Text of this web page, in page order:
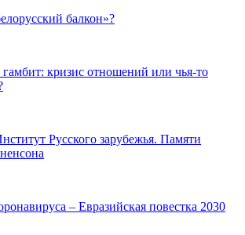
балкон»?
гамбит: кризис отношений или чья-то
Русского зарубежья. Памяти
– Евразийская повестка 2030